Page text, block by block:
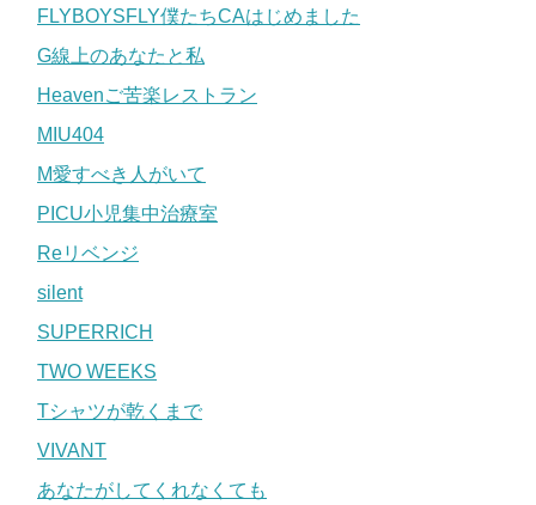
FLYBOYSFLY僕たちCAはじめました
G線上のあなたと私
Heavenご苦楽レストラン
MIU404
M愛すべき人がいて
PICU小児集中治療室
Reリベンジ
silent
SUPERRICH
TWO WEEKS
Tシャツが乾くまで
VIVANT
あなたがしてくれなくても